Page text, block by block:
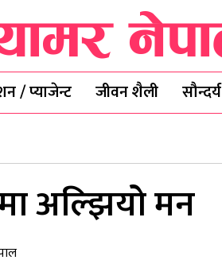
/ प्याजेन्ट जीवन शैली सौन्दर्य
अल्झियो मन